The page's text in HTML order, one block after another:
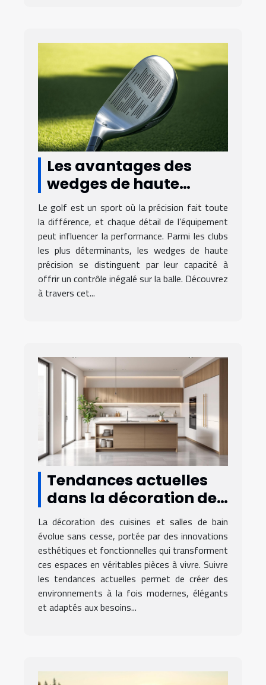
Les avantages des
wedges de haute
précision dans le golf
Le golf est un sport où la précision fait toute
la différence, et chaque détail de l’équipement
peut influencer la performance. Parmi les clubs
les plus déterminants, les wedges de haute
précision se distinguent par leur capacité à
offrir un contrôle inégalé sur la balle. Découvrez
à travers cet...
Tendances actuelles
dans la décoration de
cuisines et salles de
bain
La décoration des cuisines et salles de bain
évolue sans cesse, portée par des innovations
esthétiques et fonctionnelles qui transforment
ces espaces en véritables pièces à vivre. Suivre
les tendances actuelles permet de créer des
environnements à la fois modernes, élégants
et adaptés aux besoins...